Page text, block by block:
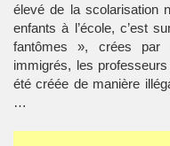
élevé de la scolarisation
enfants à l’école, c’est
fantômes », crées par
immigrés, les
été créée de manière
…